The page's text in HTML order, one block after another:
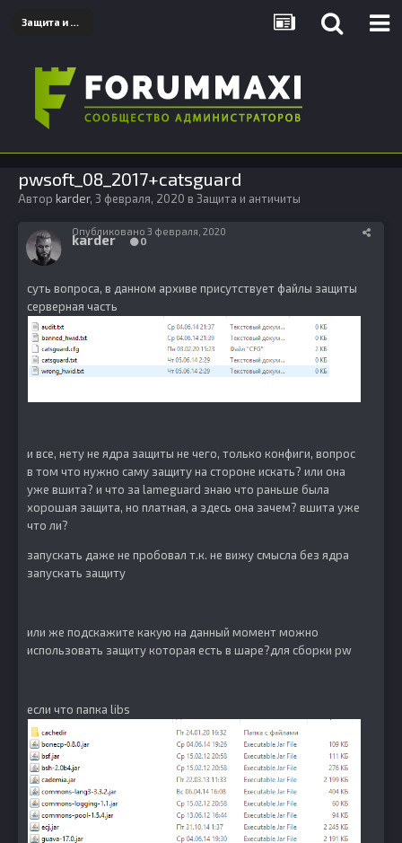
Защита и античиты
pwsoft_08_2017+catsguard
Автор karder, 3 февраля, 2020 в Защита и античиты
karder 0
Опубликовано 3 февраля, 2020
суть вопроса, в данном архиве присутствует файлы защиты
серверная часть
и все, нету не ядра защиты не чего, только конфиги, вопрос
в том что нужно саму защиту на стороне искать? или она
уже вшита? и что за lameguard знаю что раньше была
хорошая защита, но платная, а здесь она зачем? вшита уже
что ли?
запускать даже не пробовал т.к. не вижу смысла без ядра
запускать защиту
или же подскажите какую на данный момент можно
использовать защиту которая есть в шаре?для сборки pw
если что папка libs